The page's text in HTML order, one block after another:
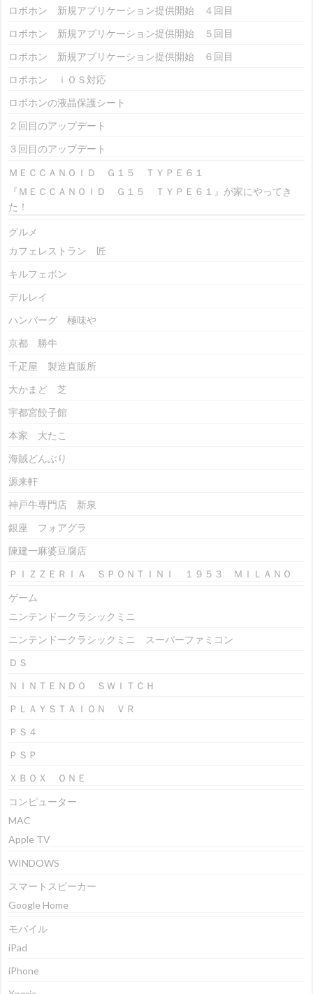
ロボホン 新規アプリケーション提供開始 ４回目
ロボホン 新規アプリケーション提供開始 ５回目
ロボホン 新規アプリケーション提供開始 ６回目
ロボホン ｉＯＳ対応
ロボホンの液晶保護シート
２回目のアップデート
３回目のアップデート
ＭＥＣＣＡＮＯＩＤ Ｇ１５ ＴＹＰＥ６１
『ＭＥＣＣＡＮＯＩＤ Ｇ１５ ＴＹＰＥ６１』が家にやってき
た！
グルメ
カフェレストラン 匠
キルフェボン
デルレイ
ハンバーグ 極味や
京都 勝牛
千疋屋 製造直販所
大かまど 芝
宇都宮餃子館
本家 大たこ
海賊どんぶり
源来軒
神戸牛専門店 新泉
銀座 フォアグラ
陳建一麻婆豆腐店
ＰＩＺＺＥＲＩＡ ＳＰＯＮＴＩＮＩ １９５３ ＭＩＬＡＮＯ
ゲーム
ニンテンドークラシックミニ
ニンテンドークラシックミニ スーパーファミコン
ＤＳ
ＮＩＮＴＥＮＤＯ ＳＷＩＴＣＨ
ＰＬＡＹＳＴＡＩＯＮ ＶＲ
ＰＳ４
ＰＳＰ
ＸＢＯＸ ＯＮＥ
コンピューター
MAC
Apple TV
WINDOWS
スマートスピーカー
Google Home
モバイル
iPad
iPhone